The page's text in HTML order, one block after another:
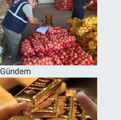
Gündem